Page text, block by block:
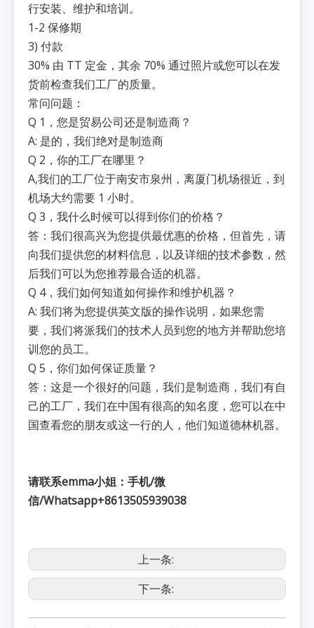
行安装、维护和培训。
1-2 保修期
3) 付款
30% 由 TT 定金，其余 70% 通过照片或您可以在发
货前检查我们工厂的质量。
常问问题：
Q 1，您是贸易公司还是制造商？
A: 是的，我们绝对是制造商
Q 2，你的工厂在哪里？
A,我们的工厂位于南安市泉州，离厦门机场很近，到
机场大约需要 1 小时。
Q 3，我什么时候可以得到你们的价格？
答：我们很高兴为您提供最优惠的价格，但首先，请
向我们提供您的材料信息，以及详细的技术参数，然
后我们可以为您推荐最合适的机器。
Q 4，我们如何知道如何操作和维护机器？
A: 我们将为您提供英文版的操作说明，如果您需
要，我们将派我们的技术人员到您的地方并帮助您培
训您的员工。
Q 5，你们如何保证质量？
答：这是一个很好的问题，我们是制造商，我们有自
己的工厂，我们在中国有很高的知名度，您可以在中
国查看您的朋友或这一行的人，他们知道德林机器。
请联系emma小姐：手机/微
信/Whatsapp+8613505939038
上一条:
下一条: